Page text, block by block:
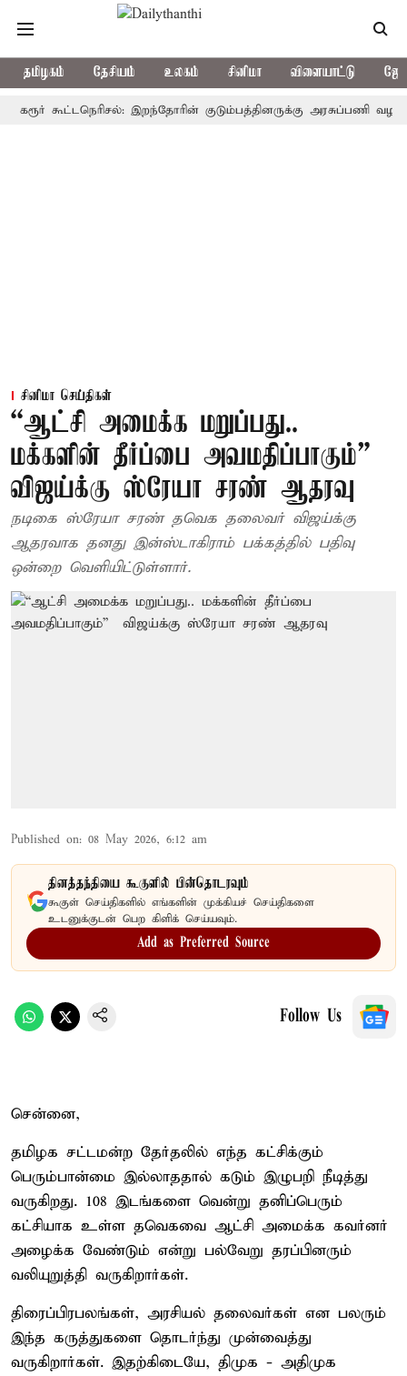
தமிழகம் தேசியம் உலகம் சினிமா விளையாட்டு
கூட்டநெரிசல்: இறந்தோரின் குடும்பத்தினருக்கு அரசுப்பணி வழக்கு;
சினிமா செய்திகள்
“ஆட்சி அமைக்க மறுப்பது..
மக்களின் தீர்ப்பை அவமதிப்பாகும்” –
விஜய்க்கு ஸ்ரேயா சரண் ஆதரவு
நடிகை ஸ்ரேயா சரண் தவெக தலைவர் விஜய்க்கு
ஆதரவாக தனது இன்ஸ்டாகிராம் பக்கத்தில் பதிவு
ஒன்றை வெளியிட்டுள்ளார்.
Published on: 08 May 2026, 6:12 am
தினத்தந்தியை கூகுளில் பின்தொடரவும்
கூகுள் செய்திகளில் எங்களின் முக்கியச் செய்திகளை
உடனுக்குடன் பெற கிளிக் செய்யவும்.
Add as Preferred Source
Follow Us
சென்னை,
தமிழக சட்டமன்ற தேர்தலில் எந்த கட்சிக்கும்
பெரும்பான்மை இல்லாததால் கடும் இழுபறி நீடித்து
வருகிறது. 108 இடங்களை வென்று தனிப்பெரும்
கட்சியாக உள்ள தவெகவை ஆட்சி அமைக்க கவர்னர்
அழைக்க வேண்டும் என்று பல்வேறு தரப்பினரும்
வலியுறுத்தி வருகிறார்கள்.
திரைப்பிரபலங்கள், அரசியல் தலைவர்கள் என பலரும்
இந்த கருத்துகளை தொடர்ந்து முன்வைத்து
வருகிறார்கள். இதற்கிடையே, திமுக - அதிமுக